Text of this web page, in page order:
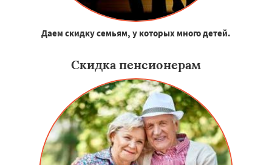
Даем скидку семьям, у которых много детей.
Скидка пенсионерам